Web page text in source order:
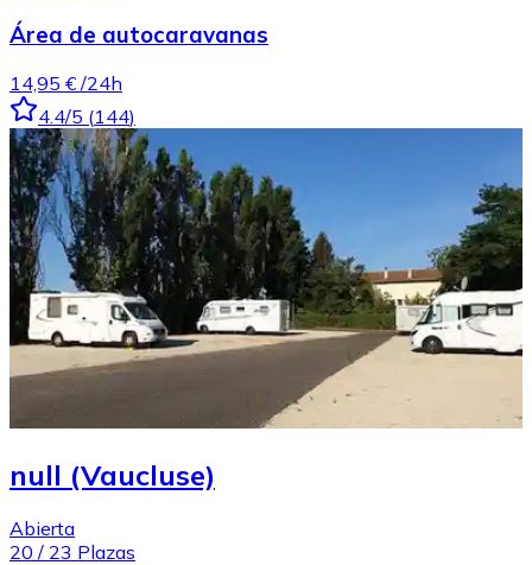
Área de autocaravanas
14,95 € /24h
4.4/5 (144)
null (Vaucluse)
Abierta
20 / 23 Plazas